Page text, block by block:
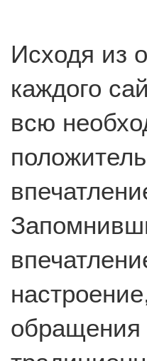
Исходя из
каждого
всю
обращения